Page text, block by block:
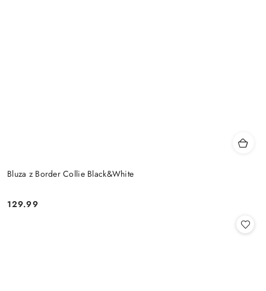
Bluza z Border Collie Black&White
Cena:
129.99